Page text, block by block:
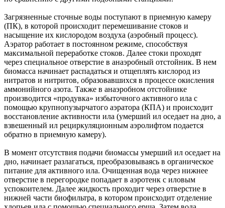
Загрязненные сточные воды поступают в приемную камеру
(ПК), в которой происходит перемешивание стоков и
насыщение их кислородом воздуха (аэробный процесс).
Аэратор работает в постоянном режиме, способствуя
максимальной переработке стоков. Далее стоки проходят
через специальное отверстие в анаэробный отстойник. В нем
биомасса начинает распадаться и отщеплять кислород из
нитратов и нитритов, образовавшихся в процессе окисления
аммонийного азота. Также в анаэробном отстойнике
производится «продувка» избыточного активного ила с
помощью крупнопузырчатого аэратора (КПА) и происходит
восстановление активности ила (умерший ил оседает на дно, а
взвешенный ил рециркуляционным аэролифтом подается
обратно в приемную камеру).
В момент отсутствия подачи биомассы умерший ил оседает на
дно, начинает разлагаться, преобразовываясь в органическое
питание для активного ила. Очищенная вода через нижнее
отверстие в перегородке попадает в аэротенк с иловым
успокоителем. Далее жидкость проходит через отверстие в
нижней части биофильтра, в котором происходит отделение